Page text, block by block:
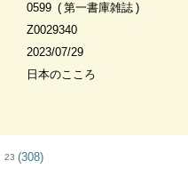
0599
第一書庫雑誌
Z0029340
2023/07/29
日本のこころ
23 (308)